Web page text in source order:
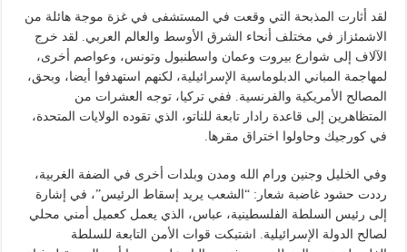
لقد أثارت المذبحة التي وقعت في المستشفى في غزة موجة هائلة من
الاشمئزاز في مختلف أنحاء الشرق الأوسط والعالم العربي. لقد خرج
الآلاف إلى شوارع بيروت وعمان واسطنبول وتونس، وعواصم أخرى،
لمهاجمة المباني الدبلوماسية الإسرائيلية، لكنهم استهدفوا أيضا، وبحق،
المصالح الأمريكية والفرنسية. ففي تركيا، توجه العشرات من
المتظاهرين إلى قاعدة رادار تابعة للناتو، الذي تقوده الولايات المتحدة،
في كورجيك وحاولوا اختراق مقرها.
وفي الخليل وجنين ورام الله ومدن وبلدات أخرى في الضفة الغربية،
رددت حشود غاضبة شعار: “الشعب يريد إسقاط الرئيس”، في إشارة
إلى رئيس السلطة الفلسطينية، عباس، الذي يعمل كعميل أمني محلي
لصالح الدولة الإسرائيلية. اشتبكت قوات الأمن التابعة للسلطة